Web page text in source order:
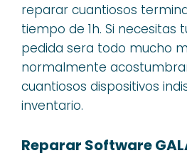
reparar cuantiosos
tiempo de 1h. Si necesitas
pedida sera todo mucho
normalmente
cuantiosos dispositivos
inventario.
Reparar Software